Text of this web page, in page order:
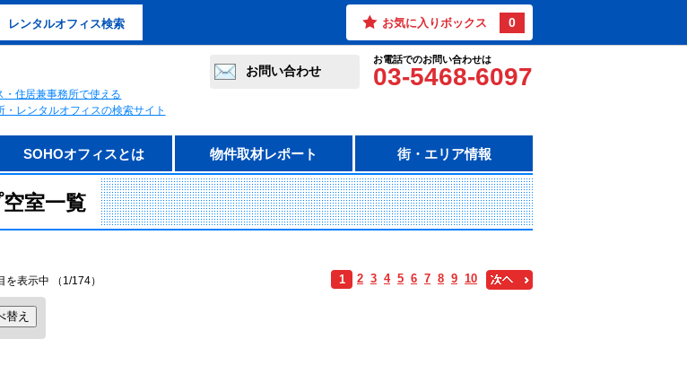
レンタルオフィス検索 お気に入りボックス 0
住居兼事務所で使える
レンタルオフィスの検索サイト
お電話でのお問い合わせは
03-5468-6097
お問い合わせ
SOHOオフィスとは 物件取材レポート 街・エリア情報
室一覧
表示中 （1/174） 1 2 3 4 5 6 7 8 9 10